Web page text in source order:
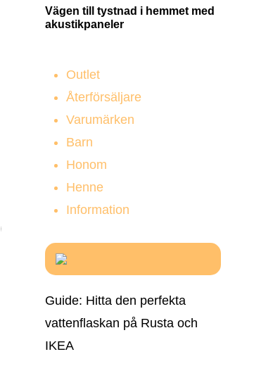
Vägen till tystnad i hemmet med
akustikpaneler
Outlet
Återförsäljare
Varumärken
Barn
Honom
Henne
Information
Guide: Hitta den perfekta
vattenflaskan på Rusta och
IKEA